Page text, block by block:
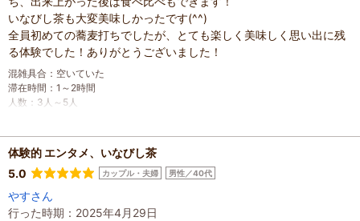
いなびし茶も大変美味しかったです(^^)
全員初めての蕎麦打ちでしたが、とても楽しく美味しく思い出に残
る体験でした！ありがとうございました！
混雑具合 ： 空いていた
滞在時間 ： 1～2時間
人数 ： 3人～5人
体験的 エンタメ、いなびし茶
5.0
カップル・夫婦 男性／40代
やすさん
行った時期：2025年4月29日